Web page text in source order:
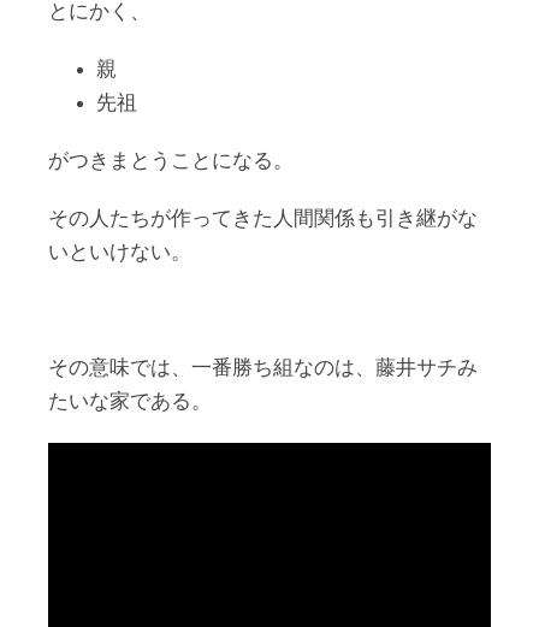
とにかく、
親
先祖
がつきまとうことになる。
その人たちが作ってきた人間関係も引き継がな
いといけない。
その意味では、一番勝ち組なのは、藤井サチみ
たいな家である。